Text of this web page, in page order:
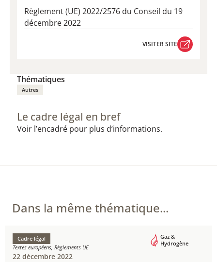
Règlement (UE) 2022/2576​ du Conseil du 19
décembre 2022
VISITER SITE
Thématiques
Autres
Le cadre légal en bref
Voir l’encadré pour plus d’informations.
Dans la même thématique...
Cadre légal
Textes européens, Règlements UE
Gaz &
Hydrogène
22 décembre 2022